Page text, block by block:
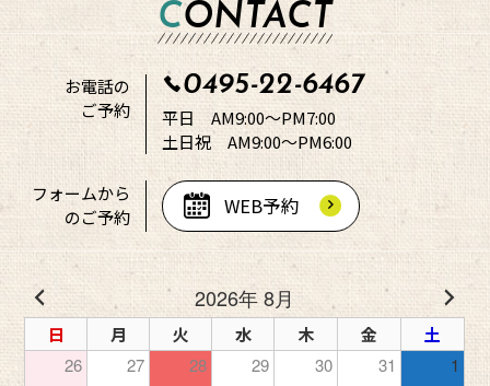
CONTACT
お電話の
ご予約
0495-22-6467
平日 AM9:00～PM7:00
土日祝 AM9:00～PM6:00
フォームから
のご予約
WEB予約
2026年 8月
日 月 火 水 木 金
土
26
27 28 29 30 31 1